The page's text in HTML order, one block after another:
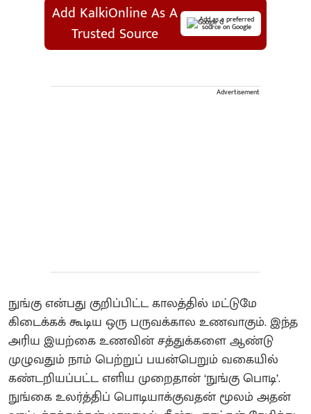
Add KalkiOnline As A
Trusted Source
Add as a preferred
source on Google
Advertisement
நுங்கு என்பது குறிப்பிட்ட காலத்தில் மட்டுமே
கிடைக்கக் கூடிய ஒரு பருவக்கால உணவாகும். இந்த
அரிய இயற்கை உணவின் சத்துக்களை ஆண்டு
முழுவதும் நாம் பெற்றுப் பயன்பெறும் வகையில்
கண்டறியப்பட்ட எளிய முறைதான் ‘நுங்கு பொடி’.
நுங்கை உலர்த்திப் பொடியாக்குவதன் மூலம் அதன்